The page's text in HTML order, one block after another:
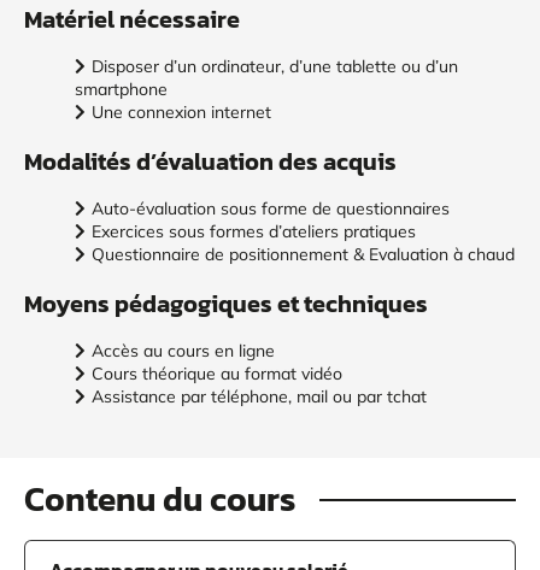
Matériel nécessaire
Disposer d’un ordinateur, d’une tablette ou d’un
smartphone
Une connexion internet
Modalités d’évaluation des acquis
Auto-évaluation sous forme de questionnaires
Exercices sous formes d’ateliers pratiques
Questionnaire de positionnement & Evaluation à chaud
Moyens pédagogiques et techniques
Accès au cours en ligne
Cours théorique au format vidéo
Assistance par téléphone, mail ou par tchat
Contenu du cours